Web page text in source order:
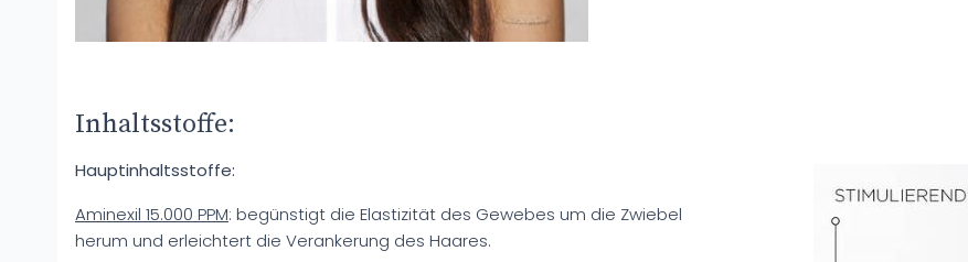
Inhaltsstoffe:
Hauptinhaltsstoffe:
Aminexil 15.000 PPM: begünstigt die Elastizität des Gewebes um die Zwiebel
herum und erleichtert die Verankerung des Haares.